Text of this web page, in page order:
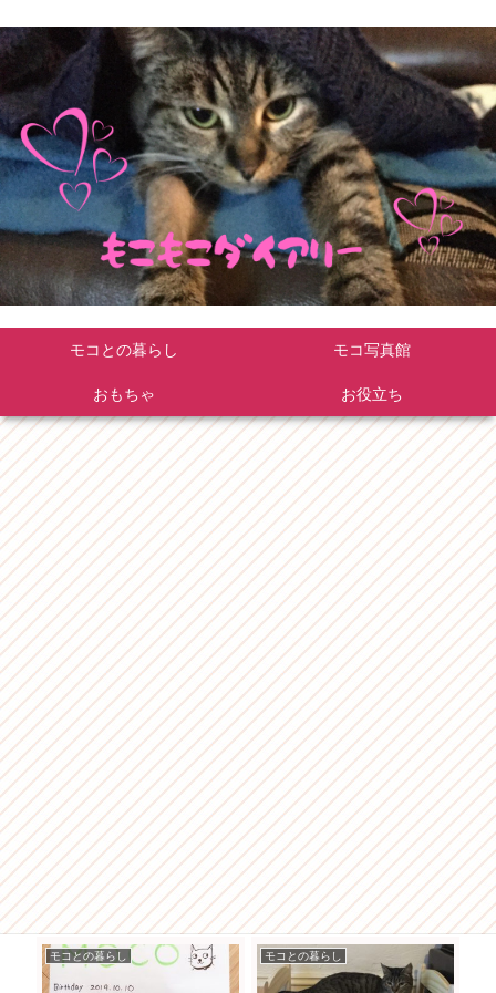
モコとの暮らし モコ写真館
おもちゃ お役立ち
モコとの暮らし モコとの暮らし